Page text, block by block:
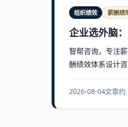
组织绩效 薪酬绩
企业选外脑
智帮咨询，专注
酬绩效体系设计
2026-08-04文章约